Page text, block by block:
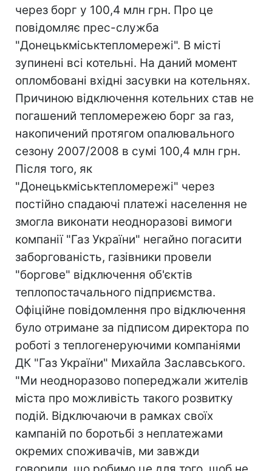
через борг у 100,4 млн грн. Про це
повідомляє прес-служба
"Донецькміськтепломережі". В місті
зупинені всі котельні. На даний момент
опломбовані вхідні засувки на котельнях.
Причиною відключення котельних став не
погашений тепломережею борг за газ,
накопичений протягом опалювального
сезону 2007/2008 в сумі 100,4 млн грн.
Після того, як
"Донецькміськтепломережі" через
постійно спадаючі платежі населення не
змогла виконати неодноразові вимоги
компанії "Газ України" негайно погасити
заборгованість, газівники провели
"боргове" відключення об'єктів
теплопостачального підприємства.
Офіційне повідомлення про відключення
було отримане за підписом директора по
роботі з теплогенеруючими компаніями
ДК "Газ України" Михайла Заславського.
"Ми неодноразово попереджали жителів
міста про можливість такого розвитку
подій. Відключаючи в рамках своїх
кампаній по боротьбі з неплатежами
окремих споживачів, ми завжди